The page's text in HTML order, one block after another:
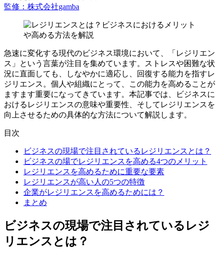
監修：株式会社gamba
急速に変化する現代のビジネス環境において、「レジリエン
ス」という言葉が注目を集めています。ストレスや困難な状
況に直面しても、しなやかに適応し、回復する能力を指すレ
ジリエンス。個人や組織にとって、この能力を高めることが
ますます重要になってきています。本記事では、ビジネスに
おけるレジリエンスの意味や重要性、そしてレジリエンスを
向上させるための具体的な方法について解説します。
目次
ビジネスの現場で注目されているレジリエンスとは？
ビジネスの場でレジリエンスを高める4つのメリット
レジリエンスを高めるために重要な要素
レジリエンスが高い人の5つの特徴
企業がレジリエンスを高めるためには？
まとめ
ビジネスの現場で注目されているレジ
リエンスとは？